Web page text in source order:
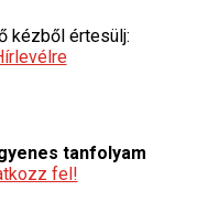
kézből értesülj:
tanfolyam
fel!